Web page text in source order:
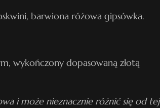
barwiona różowa gipsówka.
wykończony dopasowaną złotą
i może nieznacznie różnić się od tej